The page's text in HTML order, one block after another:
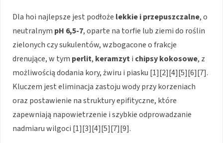
Dla hoi najlepsze jest podłoże lekkie i przepuszczalne, o
neutralnym pH 6,5-7, oparte na torfie lub ziemi do roślin
zielonych czy sukulentów, wzbogacone o frakcje
drenujące, w tym perlit, keramzyti chipsy kokosowe, z
możliwością dodania kory, żwiru i piasku [1][2][4][5][6][7].
Kluczem jest eliminacja zastoju wody przy korzeniach
oraz postawienie na struktury epifityczne, które
zapewniają napowietrzenie i szybkie odprowadzanie
nadmiaru wilgoci [1][3][4][5][7][9].